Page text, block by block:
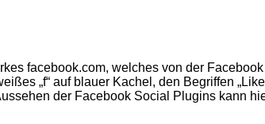
facebook.com, welches von der
„f“ auf blauer Kachel, den Begriffen
der Facebook Social Plugins kann